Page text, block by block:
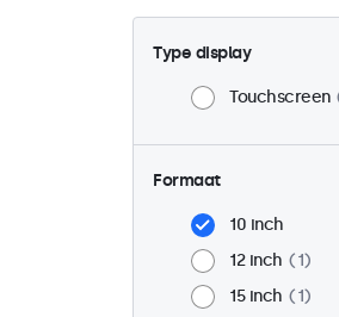
Type display
Touchscreen
Formaat
10 inch
12 inch
1
15 inch
1